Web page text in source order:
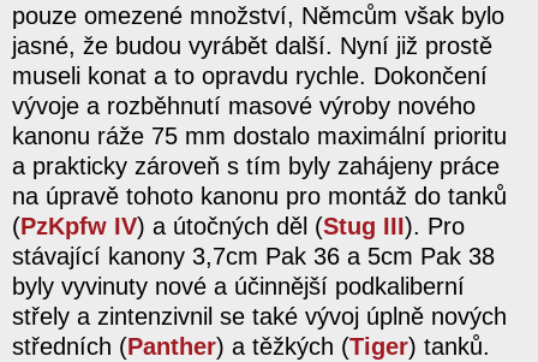
pouze omezené množství, Němcům však bylo
jasné, že budou vyrábět další. Nyní již prostě
museli konat a to opravdu rychle. Dokončení
vývoje a rozběhnutí masové výroby nového
kanonu ráže 75 mm dostalo maximální prioritu
a prakticky zároveň s tím byly zahájeny práce
na úpravě tohoto kanonu pro montáž do tanků
(PzKpfw IV) a útočných děl (Stug III). Pro
stávající kanony 3,7cm Pak 36 a 5cm Pak 38
byly vyvinuty nové a účinnější podkaliberní
střely a zintenzivnil se také vývoj úplně nových
středních (Panther) a těžkých (Tiger) tanků.